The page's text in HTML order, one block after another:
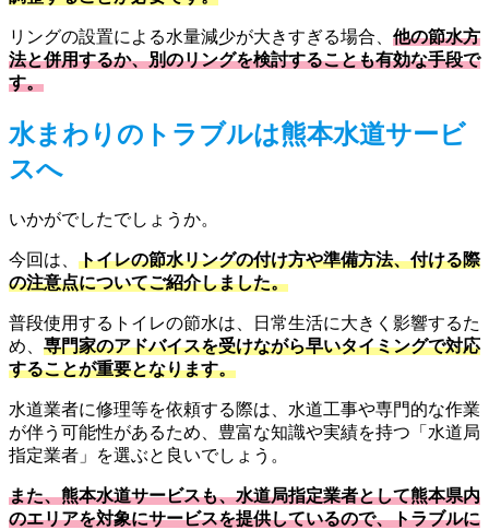
リングの設置による水量減少が大きすぎる場合、 他の節水方
法と併用するか、別のリングを検討することも有効な手段で
す。
水まわりのトラブルは熊本水道サービ
スへ
いかがでしたでしょうか。
今回は、 トイレの節水リングの付け方や準備方法、付ける際
の注意点についてご紹介しました。
普段使用するトイレの節水は、日常生活に大きく影響するた
め、 専門家のアドバイスを受けながら早いタイミングで対応
することが重要となります。
水道業者に修理等を依頼する際は、水道工事や専門的な作業
が伴う可能性があるため、豊富な知識や実績を持つ「水道局
指定業者」を選ぶと良いでしょう。
また、熊本水道サービスも、水道局指定業者として熊本県内
のエリアを対象にサービスを提供しているので、トラブルに